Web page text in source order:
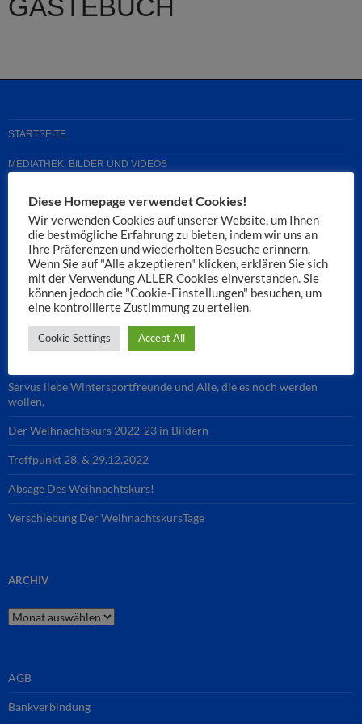
GÄSTEBUCH
STARTSEITE
MEDIATHEK: BILDER UND VIDEOS
WERBEPARTNER
Suchen
nach:
NEUESTE BEITRÄGE
Servus liebe Wintersportfreunde und Alle, die es noch werden
wollen,
Der Weihnachtskurs 2022-23 in Bildern
Treffpunkt 28. & 29.12.2022
Absage Des Weihnachtskurs!
Verschiebung Der WeihnachtskursTage
ARCHIV
Archiv
AGB
Bankverbindung
Diese Homepage verwendet Cookies!
Wir verwenden Cookies auf unserer Website, um Ihnen
die bestmögliche Erfahrung zu bieten, indem wir uns an
Ihre Präferenzen und wiederholten Besuche erinnern.
Wenn Sie auf "Alle akzeptieren" klicken, erklären Sie sich
mit der Verwendung ALLER Cookies einverstanden. Sie
können jedoch die "Cookie-Einstellungen" besuchen, um
eine kontrollierte Zustimmung zu erteilen.
Cookie Settings Accept All